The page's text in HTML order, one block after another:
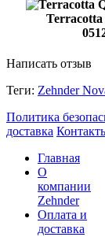
Написать отзыв
Теги: Zehnder
Политика
доставка
Главная
О
компании
Zehnder
Оплата и
доставка